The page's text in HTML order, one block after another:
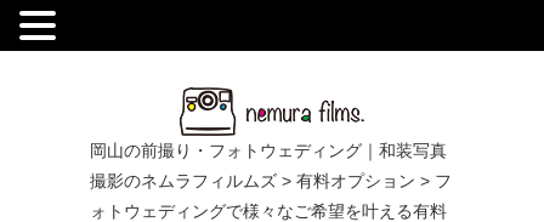
岡山の前撮り・フォトウェディング｜和装写真
撮影のネムラフィルムズ > 有料オプション > フ
ォトウェディングで様々なご希望を叶える有料